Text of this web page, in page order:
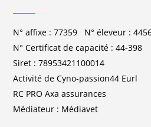
N° affixe : 77359 N° éleveur :
N° Certificat de capacité : 44-398
Siret : 78953421100014
Activité de Cyno-passion44 Eurl
RC PRO Axa assurances
Médiateur : Médiavet